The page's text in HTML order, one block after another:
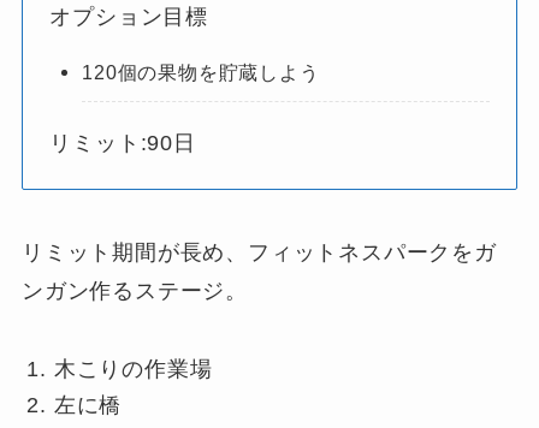
オプション目標
120個の果物を貯蔵しよう
リミット:90日
リミット期間が長め、フィットネスパークをガ
ンガン作るステージ。
木こりの作業場
左に橋